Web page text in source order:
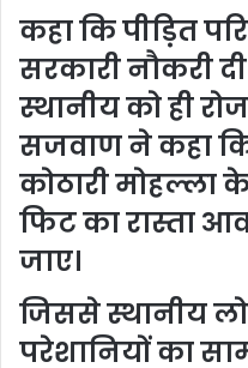
कहा कि पीड़ित
सरकारी नौकरी
स्थानीय को ही
सजवाण ने कहा कि
कोठारी
फिट का रास्ता
जाए।
जिससे स्थानीय
परेशानियों का